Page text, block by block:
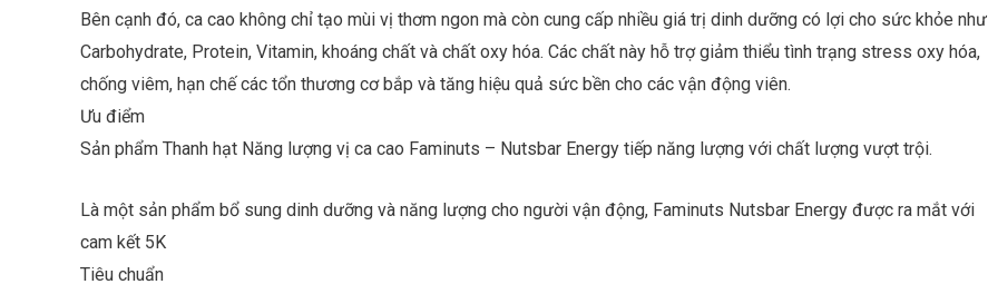
Bên cạnh đó, ca cao không chỉ tạo mùi vị thơm ngon mà còn cung cấp nhiều giá trị dinh dưỡng có lợi cho sức khỏe như
Carbohydrate, Protein, Vitamin, khoáng chất và chất oxy hóa. Các chất này hỗ trợ giảm thiểu tình trạng stress oxy hóa,
chống viêm, hạn chế các tổn thương cơ bắp và tăng hiệu quả sức bền cho các vận động viên.
Ưu điểm
Sản phẩm Thanh hạt Năng lượng vị ca cao Faminuts – Nutsbar Energy tiếp năng lượng với chất lượng vượt trội.
Là một sản phẩm bổ sung dinh dưỡng và năng lượng cho người vận động, Faminuts Nutsbar Energy được ra mắt với
cam kết 5K
Tiêu chuẩn